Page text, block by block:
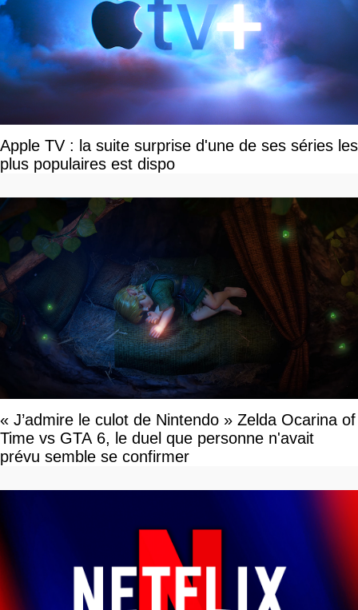
Apple TV : la suite surprise d'une de ses séries les
plus populaires est dispo
« J’admire le culot de Nintendo » Zelda Ocarina of
Time vs GTA 6, le duel que personne n'avait
prévu semble se confirmer